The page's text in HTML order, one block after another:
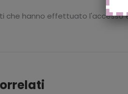
che hanno effettuato